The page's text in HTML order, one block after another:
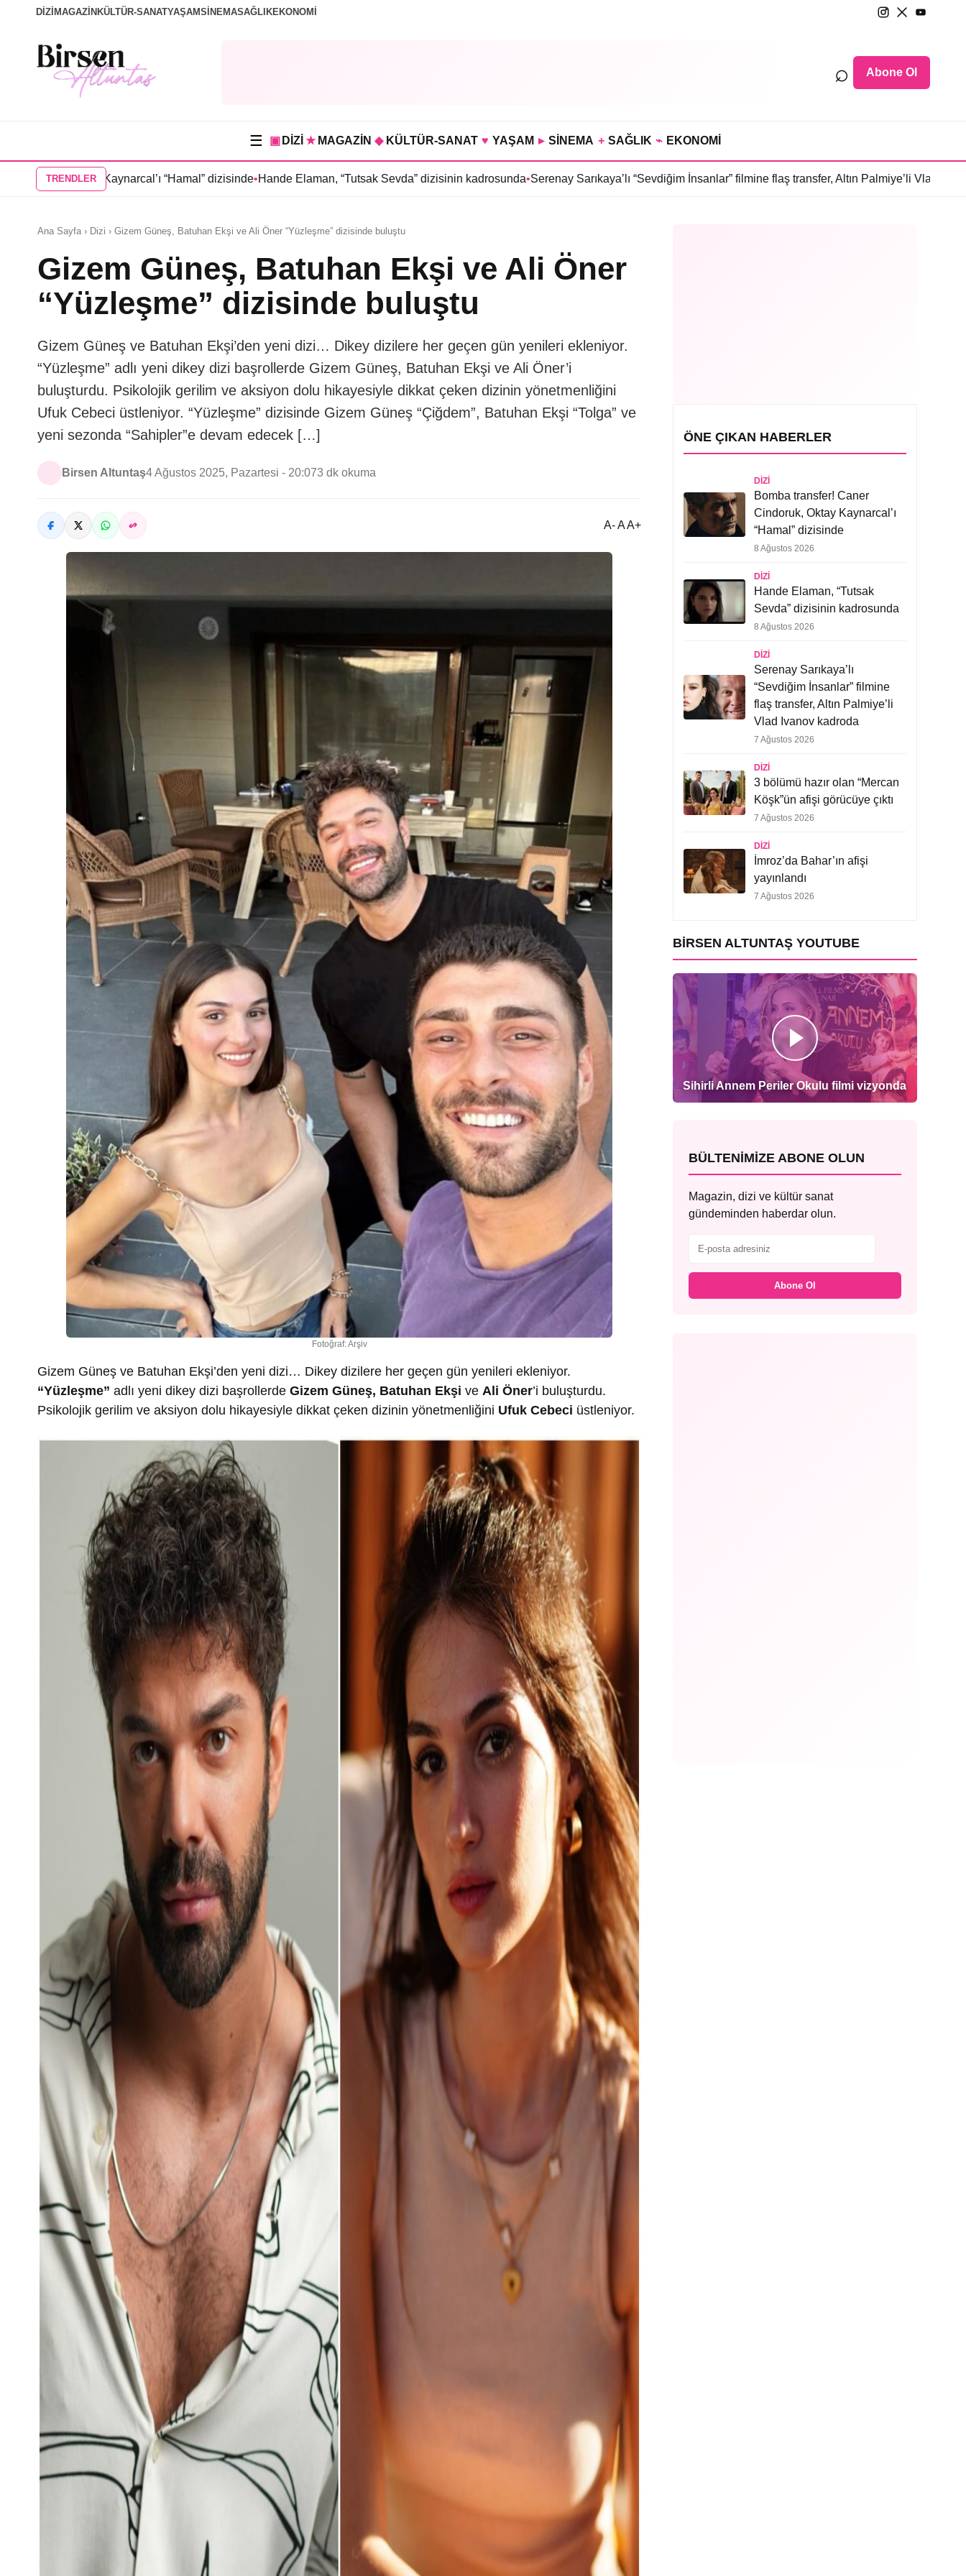
DİZİ MAGAZİN KÜLTÜR-SANATYAŞAMSİNEMASAĞLIKEKONOMİ
⌕ Abone Ol
☰ ▣ DİZİ ★ MAGAZİN ◆ KÜLTÜR-SANAT ♥ YAŞAM ▸ SİNEMA + SAĞLIK ⌁ EKONOMİ
TRENDLER
Kaynarcal’ı “Hamal” dizisinde•Hande Elaman, “Tutsak Sevda” dizisinin kadrosunda•Serenay Sarıkaya’lı “Sevdiğim İnsanlar” filmine flaş transfer, Altın Palmiye’li Vlad Ivanov kadroda
Ana Sayfa › Dizi › Gizem Güneş, Batuhan Ekşi ve Ali Öner “Yüzleşme” dizisinde buluştu
Gizem Güneş, Batuhan Ekşi ve Ali Öner
“Yüzleşme” dizisinde buluştu
Gizem Güneş ve Batuhan Ekşi’den yeni dizi… Dikey dizilere her geçen gün yenileri ekleniyor.
“Yüzleşme” adlı yeni dikey dizi başrollerde Gizem Güneş, Batuhan Ekşi ve Ali Öner’i
buluşturdu. Psikolojik gerilim ve aksiyon dolu hikayesiyle dikkat çeken dizinin yönetmenliğini
Ufuk Cebeci üstleniyor. “Yüzleşme” dizisinde Gizem Güneş “Çiğdem”, Batuhan Ekşi “Tolga” ve
yeni sezonda “Sahipler”e devam edecek […]
Birsen Altuntaş4 Ağustos 2025, Pazartesi - 20:073 dk okuma
A- A A+
Fotoğraf: Arşiv
Gizem Güneş ve Batuhan Ekşi’den yeni dizi… Dikey dizilere her geçen gün yenileri ekleniyor.
“Yüzleşme” adlı yeni dikey dizi başrollerde Gizem Güneş, Batuhan Ekşi ve Ali Öner’i buluşturdu.
Psikolojik gerilim ve aksiyon dolu hikayesiyle dikkat çeken dizinin yönetmenliğini Ufuk Cebeci üstleniyor.
ÖNE ÇIKAN HABERLER
DIZI
Bomba transfer! Caner
Cindoruk, Oktay Kaynarcal’ı
“Hamal” dizisinde
8 Ağustos 2026
DIZI
Hande Elaman, “Tutsak
Sevda” dizisinin kadrosunda
8 Ağustos 2026
DIZI
Serenay Sarıkaya’lı
“Sevdiğim İnsanlar” filmine
flaş transfer, Altın Palmiye’li
Vlad Ivanov kadroda
7 Ağustos 2026
DIZI
3 bölümü hazır olan “Mercan
Köşk”ün afişi görücüye çıktı
7 Ağustos 2026
DIZI
İmroz’da Bahar’ın afişi
yayınlandı
7 Ağustos 2026
BIRSEN ALTUNTAŞ YOUTUBE
Sihirli Annem Periler Okulu filmi vizyonda
BÜLTENIMIZE ABONE OLUN
Magazin, dizi ve kültür sanat
gündeminden haberdar olun.
Abone Ol